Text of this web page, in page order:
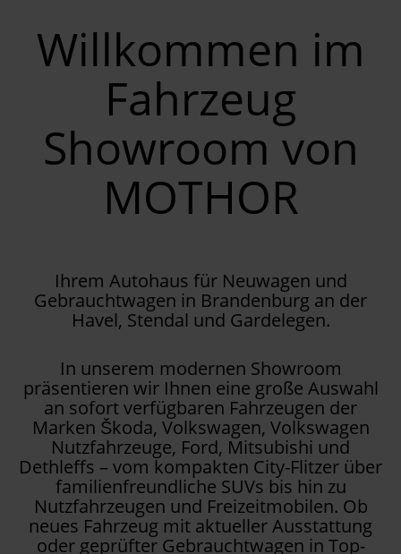
Willkommen im
Fahrzeug
Showroom von
MOTHOR
Ihrem Autohaus für Neuwagen und
Gebrauchtwagen in Brandenburg an der
Havel, Stendal und Gardelegen.
In unserem modernen Showroom
präsentieren wir Ihnen eine große Auswahl
an sofort verfügbaren Fahrzeugen der
Marken Škoda, Volkswagen, Volkswagen
Nutzfahrzeuge, Ford, Mitsubishi und
Dethleffs – vom kompakten City-Flitzer über
familienfreundliche SUVs bis hin zu
Nutzfahrzeugen und Freizeitmobilen. Ob
neues Fahrzeug mit aktueller Ausstattung
oder geprüfter Gebrauchtwagen in Top-